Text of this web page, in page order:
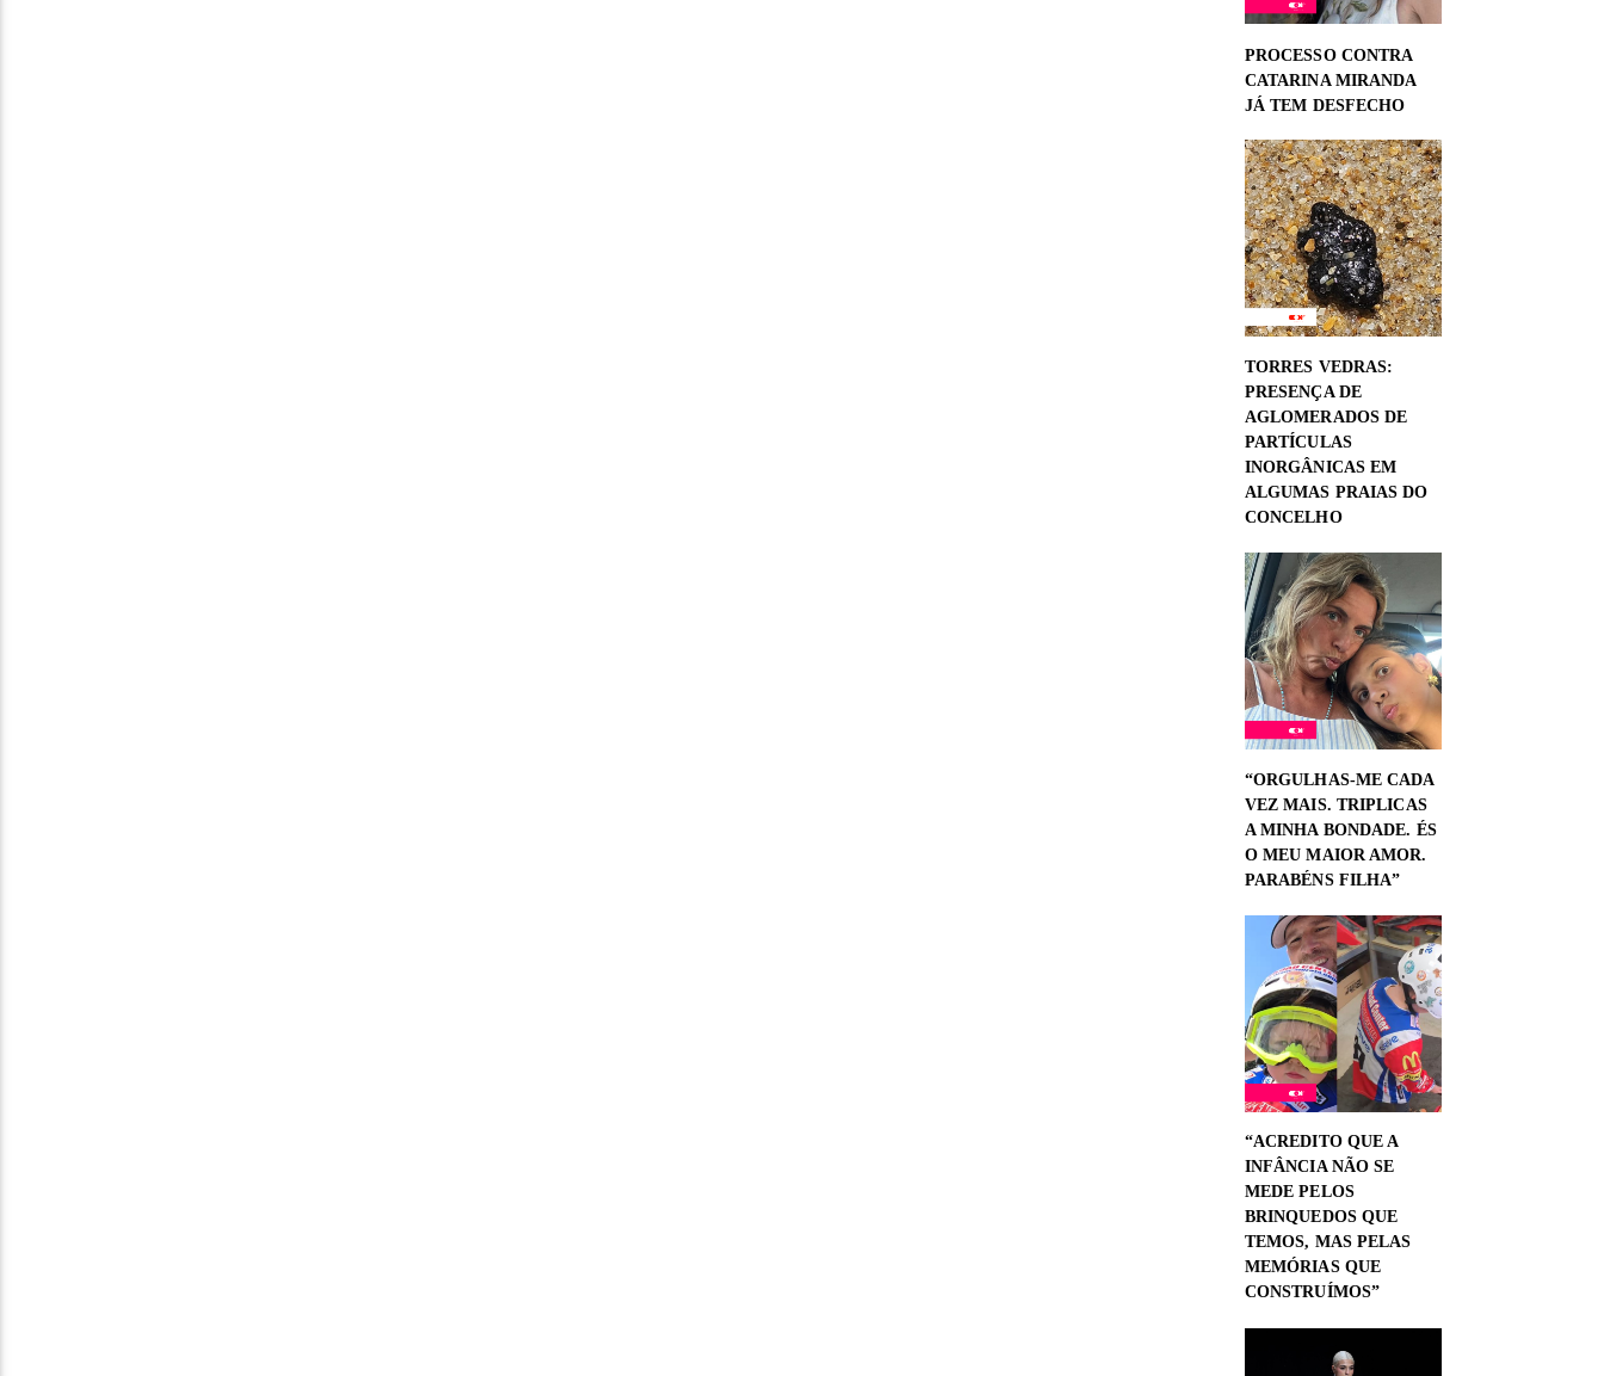
PROCESSO CONTRA
CATARINA MIRANDA
JÁ TEM DESFECHO
TORRES VEDRAS:
PRESENÇA DE
AGLOMERADOS DE
PARTÍCULAS
INORGÂNICAS EM
ALGUMAS PRAIAS DO
CONCELHO
“ORGULHAS-ME CADA
VEZ MAIS. TRIPLICAS
A MINHA BONDADE. ÉS
O MEU MAIOR AMOR.
PARABÉNS FILHA”
“ACREDITO QUE A
INFÂNCIA NÃO SE
MEDE PELOS
BRINQUEDOS QUE
TEMOS, MAS PELAS
MEMÓRIAS QUE
CONSTRUÍMOS”